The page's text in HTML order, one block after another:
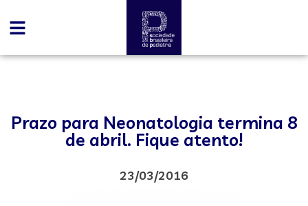
Prazo para Neonatologia termina 8
de abril. Fique atento!
23/03/2016